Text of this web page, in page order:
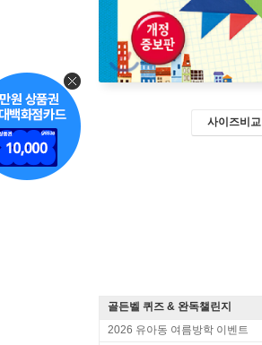
사이즈비교
골든벨 퀴즈 & 완독챌린지
2026 유아동 여름방학 이벤트